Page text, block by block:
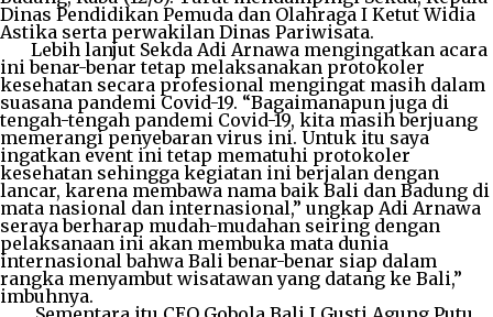
Dinas Pendidikan Pemuda dan Olahraga I Ketut Widia
Astika serta perwakilan Dinas Pariwisata.
Lebih lanjut Sekda Adi Arnawa mengingatkan acara
ini benar-benar tetap melaksanakan protokoler
kesehatan secara profesional mengingat masih dalam
suasana pandemi Covid-19. “Bagaimanapun juga di
tengah-tengah pandemi Covid-19, kita masih berjuang
memerangi penyebaran virus ini. Untuk itu saya
ingatkan event ini tetap mematuhi protokoler
kesehatan sehingga kegiatan ini berjalan dengan
lancar, karena membawa nama baik Bali dan Badung di
mata nasional dan internasional,” ungkap Adi Arnawa
seraya berharap mudah-mudahan seiring dengan
pelaksanaan ini akan membuka mata dunia
internasional bahwa Bali benar-benar siap dalam
rangka menyambut wisatawan yang datang ke Bali,”
imbuhnya.